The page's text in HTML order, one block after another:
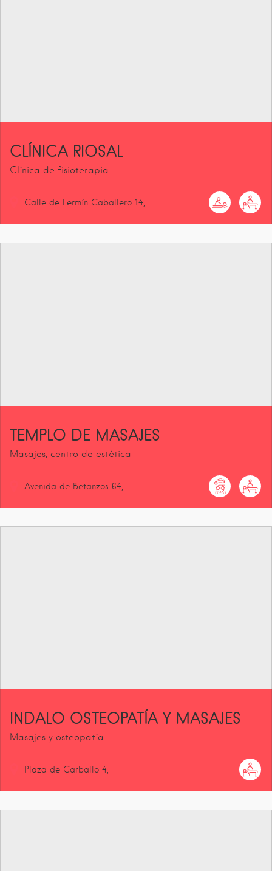
CLÍNICA RIOSAL
Clínica de fisioterapia
Calle de Fermín Caballero 14
TEMPLO DE MASAJES
Masajes, centro de estética
Avenida de Betanzos 64
INDALO OSTEOPATÍA Y MASAJES
Masajes y osteopatía
Plaza de Carballo 4